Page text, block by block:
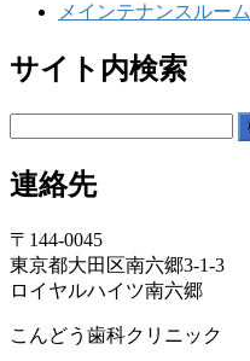
メインテナンスルーム
サイト内検索
連絡先
〒144-0045
東京都大田区南六郷3-1-3
ロイヤルハイツ南六郷
こんどう歯科クリニック